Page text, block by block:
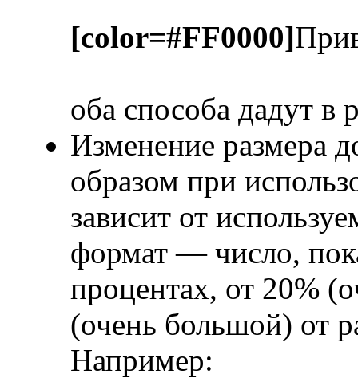
[color=#FF0000]
оба способа дадут в
Изменение размера
образом при
зависит от
формат — число,
процентах, от 20%
(очень большой) от
Например: